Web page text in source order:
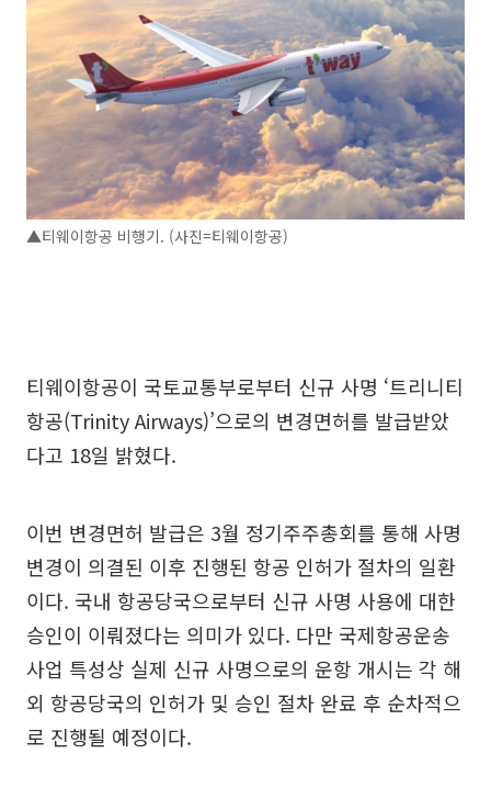
▲티웨이항공 비행기. (사진=티웨이항공)
티웨이항공이 국토교통부로부터 신규 사명 ‘트리니티
항공(Trinity Airways)’으로의 변경면허를 발급받았
다고 18일 밝혔다.
이번 변경면허 발급은 3월 정기주주총회를 통해 사명
변경이 의결된 이후 진행된 항공 인허가 절차의 일환
이다. 국내 항공당국으로부터 신규 사명 사용에 대한
승인이 이뤄졌다는 의미가 있다. 다만 국제항공운송
사업 특성상 실제 신규 사명으로의 운항 개시는 각 해
외 항공당국의 인허가 및 승인 절차 완료 후 순차적으
로 진행될 예정이다.